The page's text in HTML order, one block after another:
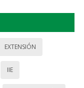
EXTENSIÓN
IIE